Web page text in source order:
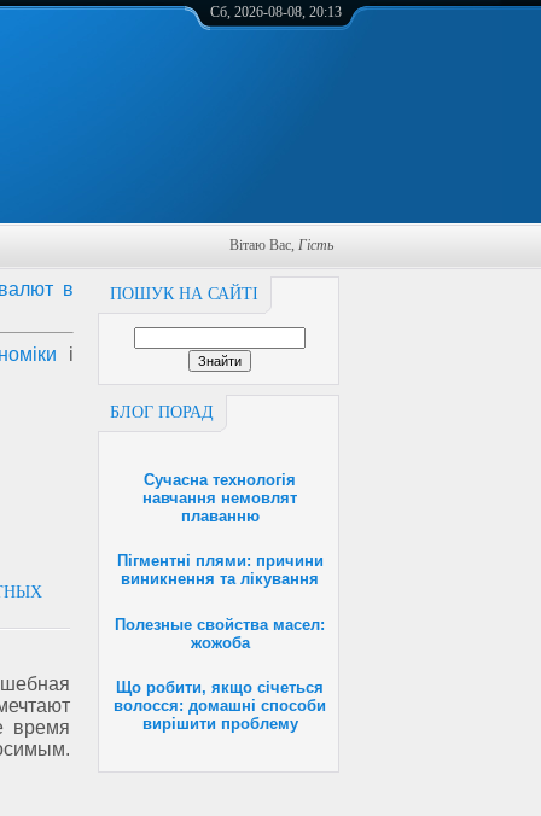
Сб, 2026-08-08, 20:13
Вітаю Вас, Гість
ПОШУК НА САЙТІ
БЛОГ ПОРАД
Сучасна технологія
навчання немовлят
плаванню
Пігментні плями: причини
виникнення та лікування
Полезные свойства масел:
жожоба
Що робити, якщо січеться
волосся: домашні способи
вирішити проблему
в
і
время